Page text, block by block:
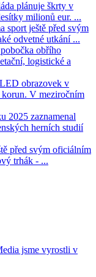
plánuje škrty v
milionů eur. ...
sport ještě před svým
odvetné utkání ...
obřího
logistické a
obrazovek v
V meziročním
2025 zaznamenal
herních studií
před svým oficiálním
trhák - ...